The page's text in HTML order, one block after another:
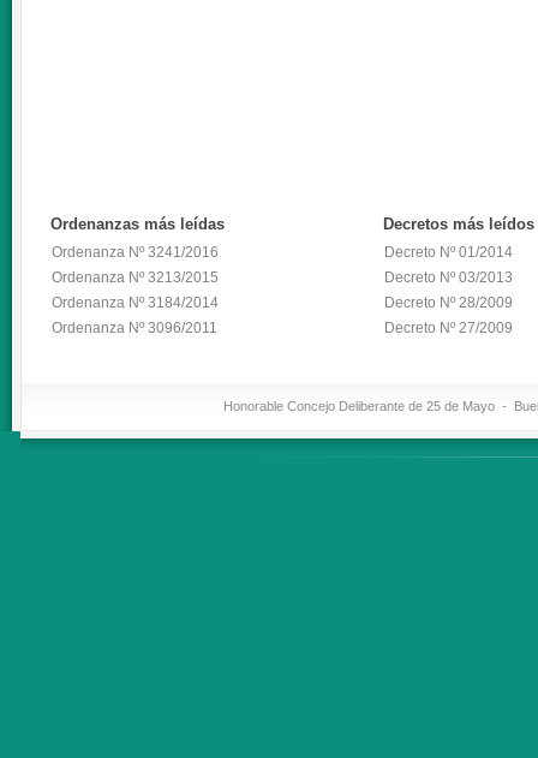
Ordenanzas más leídas
Ordenanza Nº 3241/2016
Ordenanza Nº 3213/2015
Ordenanza Nº 3184/2014
Ordenanza Nº 3096/2011
Decretos más leídos
Decreto Nº 01/2014
Decreto Nº 03/2013
Decreto Nº 28/2009
Decreto Nº 27/2009
Honorable Concejo Deliberante de 25 de